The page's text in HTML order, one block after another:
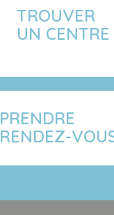
TROUVER
UN CENTRE
PRENDRE
RENDEZ-